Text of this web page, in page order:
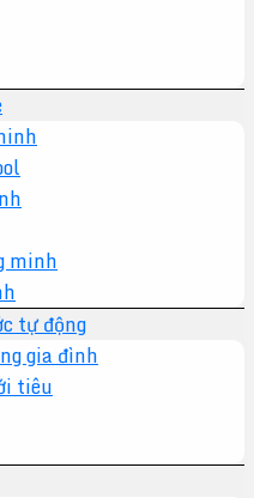
minh
tự động
gia đình
tiêu